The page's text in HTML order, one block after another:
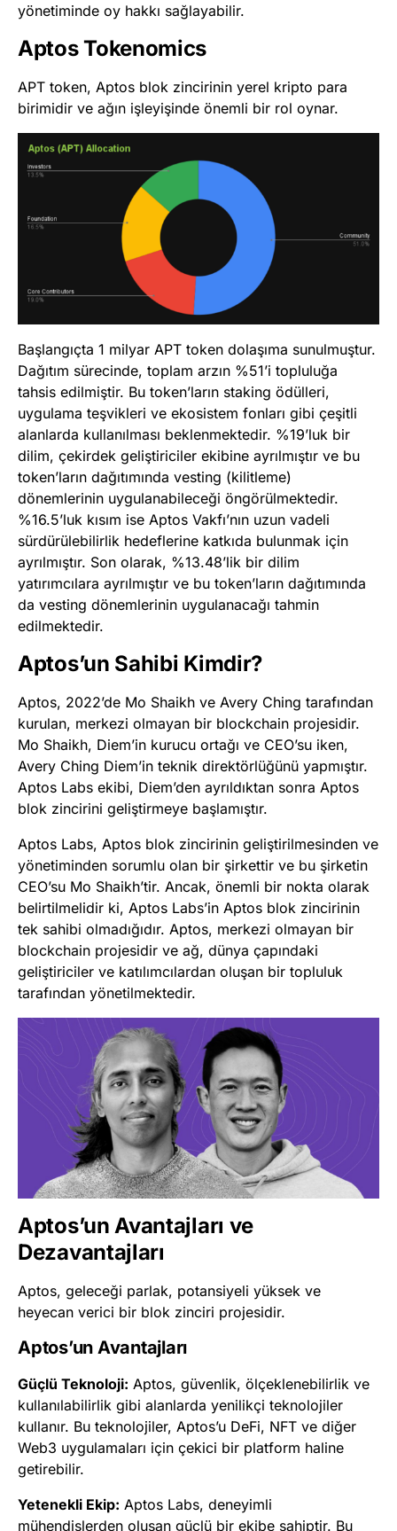
yönetiminde oy hakkı sağlayabilir.
Aptos Tokenomics
APT token, Aptos blok zincirinin yerel kripto para
birimidir ve ağın işleyişinde önemli bir rol oynar.
Başlangıçta 1 milyar APT token dolaşıma sunulmuştur.
Dağıtım sürecinde, toplam arzın %51’i topluluğa
tahsis edilmiştir. Bu token’ların staking ödülleri,
uygulama teşvikleri ve ekosistem fonları gibi çeşitli
alanlarda kullanılması beklenmektedir. %19’luk bir
dilim, çekirdek geliştiriciler ekibine ayrılmıştır ve bu
token’ların dağıtımında vesting (kilitleme)
dönemlerinin uygulanabileceği öngörülmektedir.
%16.5’luk kısım ise Aptos Vakfı’nın uzun vadeli
sürdürülebilirlik hedeflerine katkıda bulunmak için
ayrılmıştır. Son olarak, %13.48’lik bir dilim
yatırımcılara ayrılmıştır ve bu token’ların dağıtımında
da vesting dönemlerinin uygulanacağı tahmin
edilmektedir.
Aptos’un Sahibi Kimdir?
Aptos, 2022’de Mo Shaikh ve Avery Ching tarafından
kurulan, merkezi olmayan bir blockchain projesidir.
Mo Shaikh, Diem’in kurucu ortağı ve CEO’su iken,
Avery Ching Diem’in teknik direktörlüğünü yapmıştır.
Aptos Labs ekibi, Diem’den ayrıldıktan sonra Aptos
blok zincirini geliştirmeye başlamıştır.
Aptos Labs, Aptos blok zincirinin geliştirilmesinden ve
yönetiminden sorumlu olan bir şirkettir ve bu şirketin
CEO’su Mo Shaikh’tir. Ancak, önemli bir nokta olarak
belirtilmelidir ki, Aptos Labs’in Aptos blok zincirinin
tek sahibi olmadığıdır. Aptos, merkezi olmayan bir
blockchain projesidir ve ağ, dünya çapındaki
geliştiriciler ve katılımcılardan oluşan bir topluluk
tarafından yönetilmektedir.
Aptos’un Avantajları ve
Dezavantajları
Aptos, geleceği parlak, potansiyeli yüksek ve
heyecan verici bir blok zinciri projesidir.
Aptos’un Avantajları
Güçlü Teknoloji: Aptos, güvenlik, ölçeklenebilirlik ve
kullanılabilirlik gibi alanlarda yenilikçi teknolojiler
kullanır. Bu teknolojiler, Aptos’u DeFi, NFT ve diğer
Web3 uygulamaları için çekici bir platform haline
getirebilir.
Yetenekli Ekip: Aptos Labs, deneyimli
mühendislerden oluşan güçlü bir ekibe sahiptir. Bu